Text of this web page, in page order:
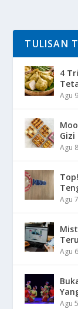
TULISAN
4
Agu
Gizi
Agu
Agu
Agu
Agu